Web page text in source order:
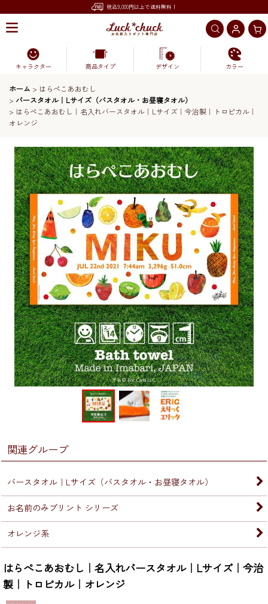
税込9,000円以上で送料無料！
キャラクター 商品タイプ デザイン カラー
ホーム > はらぺこあおむし
> バースタオル｜Lサイズ（バスタオル・お昼寝タオル）
> はらぺこあおむし｜名入れバースタオル｜Lサイズ｜今治製｜トロピカル｜
オレンジ
関連グループ
バースタオル｜Lサイズ（バスタオル・お昼寝タオル）
お名前のみプリント シリーズ
オレンジ系
はらぺこあおむし｜名入れバースタオル｜Lサイズ｜今治
製｜トロピカル｜オレンジ